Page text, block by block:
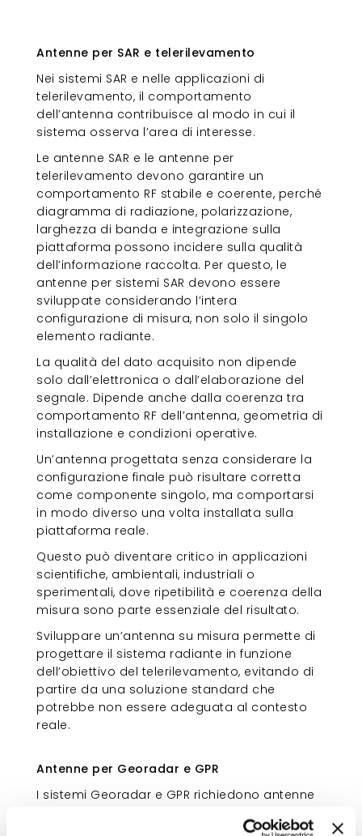
Antenne per SAR e telerilevamento
Nei sistemi SAR e nelle applicazioni di
telerilevamento, il comportamento
dell’antenna contribuisce al modo in cui il
sistema osserva l’area di interesse.
Le antenne SAR e le antenne per
telerilevamento devono garantire un
comportamento RF stabile e coerente, perché
diagramma di radiazione, polarizzazione,
larghezza di banda e integrazione sulla
piattaforma possono incidere sulla qualità
dell’informazione raccolta. Per questo, le
antenne per sistemi SAR devono essere
sviluppate considerando l’intera
configurazione di misura, non solo il singolo
elemento radiante.
La qualità del dato acquisito non dipende
solo dall’elettronica o dall’elaborazione del
segnale. Dipende anche dalla coerenza tra
comportamento RF dell’antenna, geometria di
installazione e condizioni operative.
Un’antenna progettata senza considerare la
configurazione finale può risultare corretta
come componente singolo, ma comportarsi
in modo diverso una volta installata sulla
piattaforma reale.
Questo può diventare critico in applicazioni
scientifiche, ambientali, industriali o
sperimentali, dove ripetibilità e coerenza della
misura sono parte essenziale del risultato.
Sviluppare un’antenna su misura permette di
progettare il sistema radiante in funzione
dell’obiettivo del telerilevamento, evitando di
partire da una soluzione standard che
potrebbe non essere adeguata al contesto
reale.
Antenne per Georadar e GPR
I sistemi Georadar e GPR richiedono antenne